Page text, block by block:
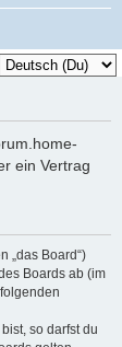
ein Vertrag
„das Board“)
Boards ab (im
so darfst du